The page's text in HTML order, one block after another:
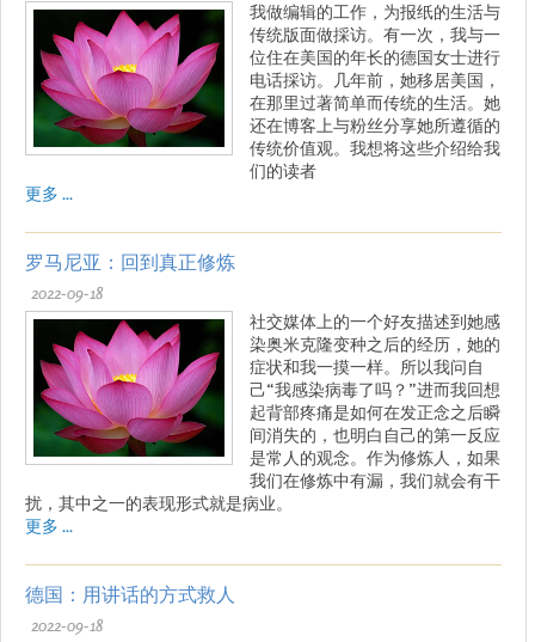
我做编辑的工作，为报纸的生活与
传统版面做採访。有一次，我与一
位住在美国的年长的德国女士进行
电话採访。几年前，她移居美国，
在那里过著简单而传统的生活。她
还在博客上与粉丝分享她所遵循的
传统价值观。我想将这些介绍给我
们的读者
更多 ...
罗马尼亚：回到真正修炼
2022-09-18
社交媒体上的一个好友描述到她感
染奥米克隆变种之后的经历，她的
症状和我一摸一样。所以我问自
己“我感染病毒了吗？”进而我回想
起背部疼痛是如何在发正念之后瞬
间消失的，也明白自己的第一反应
是常人的观念。作为修炼人，如果
我们在修炼中有漏，我们就会有干
扰，其中之一的表现形式就是病业。
更多 ...
德国：用讲话的方式救人
2022-09-18